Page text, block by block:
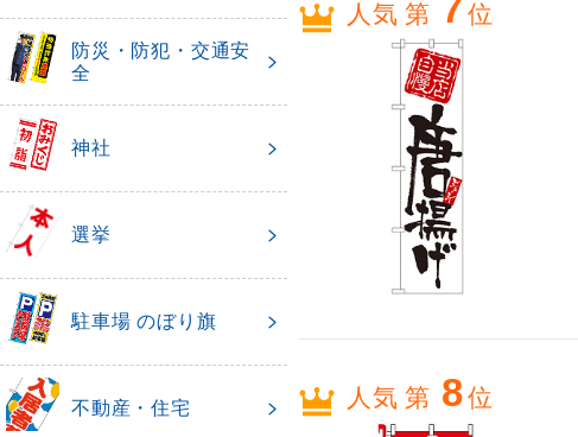
人気 第 7位
人気 第 8位
防災・防犯・交通安
全
神社
選挙
駐車場 のぼり旗
不動産・住宅